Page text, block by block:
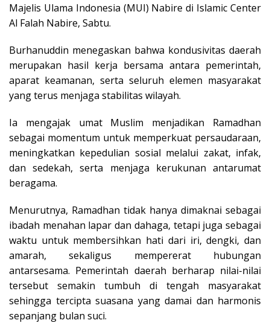
Majelis Ulama Indonesia (MUI) Nabire di Islamic Center
Al Falah Nabire, Sabtu.
Burhanuddin menegaskan bahwa kondusivitas daerah
merupakan hasil kerja bersama antara pemerintah,
aparat keamanan, serta seluruh elemen masyarakat
yang terus menjaga stabilitas wilayah.
Ia mengajak umat Muslim menjadikan Ramadhan
sebagai momentum untuk memperkuat persaudaraan,
meningkatkan kepedulian sosial melalui zakat, infak,
dan sedekah, serta menjaga kerukunan antarumat
beragama.
Menurutnya, Ramadhan tidak hanya dimaknai sebagai
ibadah menahan lapar dan dahaga, tetapi juga sebagai
waktu untuk membersihkan hati dari iri, dengki, dan
amarah, sekaligus mempererat hubungan
antarsesama. Pemerintah daerah berharap nilai-nilai
tersebut semakin tumbuh di tengah masyarakat
sehingga tercipta suasana yang damai dan harmonis
sepanjang bulan suci.